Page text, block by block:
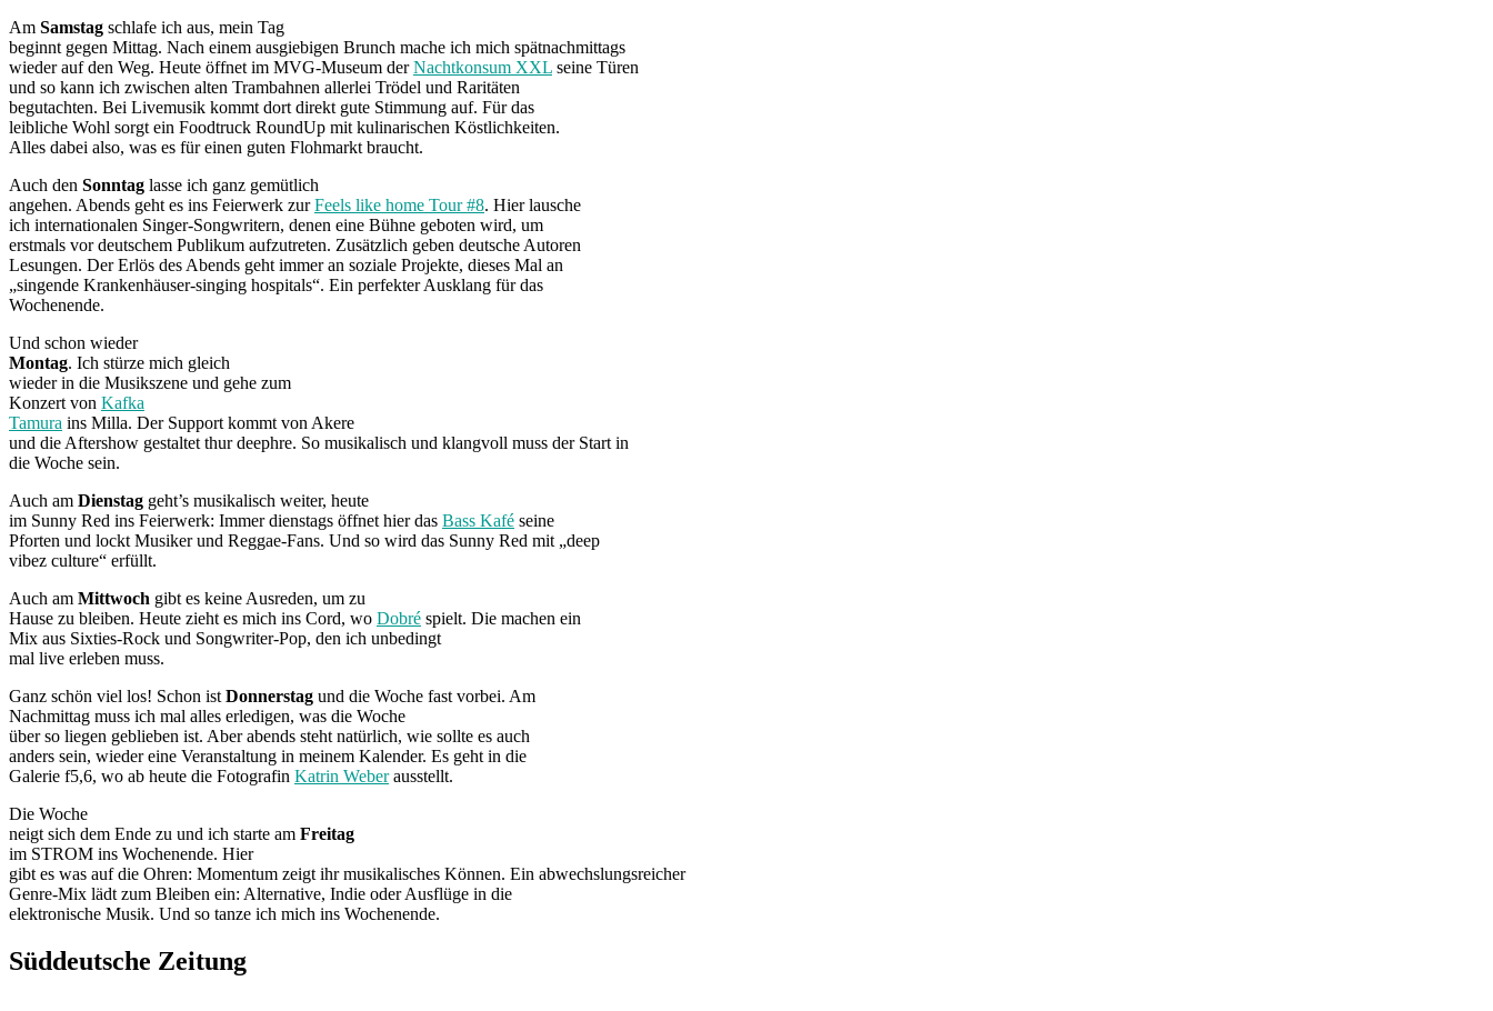
Am Samstag schlafe ich aus, mein Tag
beginnt gegen Mittag. Nach einem ausgiebigen Brunch mache ich mich spätnachmittags
wieder auf den Weg. Heute öffnet im MVG-Museum derNachtkonsum XXL seine Türen
und so kann ich zwischen alten Trambahnen allerlei Trödel und Raritäten
begutachten. Bei Livemusik kommt dort direkt gute Stimmung auf. Für das
leibliche Wohl sorgt ein Foodtruck RoundUp mit kulinarischen Köstlichkeiten.
Alles dabei also, was es für einen guten Flohmarkt braucht.
Auch den Sonntag lasse ich ganz gemütlich
angehen. Abends geht es ins Feierwerk zurFeels like home Tour #8. Hier lausche
ich internationalen Singer-Songwritern, denen eine Bühne geboten wird, um
erstmals vor deutschem Publikum aufzutreten. Zusätzlich geben deutsche Autoren
Lesungen. Der Erlös des Abends geht immer an soziale Projekte, dieses Mal an
„singende Krankenhäuser-singing hospitals“. Ein perfekter Ausklang für das
Wochenende.
Und schon wieder
Montag. Ich stürze mich gleich
wieder in die Musikszene und gehe zum
Konzert von Kafka
Tamura ins Milla. Der Support kommt von Akere
und die Aftershow gestaltet thur deephre. So musikalisch und klangvoll muss der Start in
die Woche sein.
Auch am Dienstag geht’s musikalisch weiter, heute
im Sunny Red ins Feierwerk: Immer dienstags öffnet hier das Bass Kafé seine
Pforten und lockt Musiker und Reggae-Fans. Und so wird das Sunny Red mit „deep
vibez culture“ erfüllt.
Auch am Mittwoch gibt es keine Ausreden, um zu
Hause zu bleiben. Heute zieht es mich ins Cord, wo Dobré spielt. Die machen ein
Mix aus Sixties-Rock und Songwriter-Pop, den ich unbedingt
mal live erleben muss.
Ganz schön viel los! Schon ist Donnerstag und die Woche fast vorbei. Am
Nachmittag muss ich mal alles erledigen, was die Woche
über so liegen geblieben ist. Aber abends steht natürlich, wie sollte es auch
anders sein, wieder eine Veranstaltung in meinem Kalender. Es geht in die
Galerie f5,6, wo ab heute die Fotografin Katrin Weberausstellt.
Die Woche
neigt sich dem Ende zu und ich starte am Freitag
im STROM ins Wochenende. Hier
gibt es was auf die Ohren: Momentum zeigt ihr musikalisches Können. Ein abwechslungsreicher
Genre-Mix lädt zum Bleiben ein: Alternative, Indie oder Ausflüge in die
elektronische Musik. Und so tanze ich mich ins Wochenende.
Süddeutsche Zeitung